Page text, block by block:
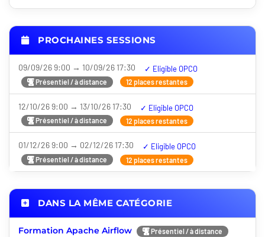
PROCHAINES SESSIONS
09/09/26 9:00 → 10/09/26 17:30
Présentiel / à distance
12 places restantes
12/10/26 9:00 → 13/10/26 17:30
Présentiel / à distance
12 places restantes
01/12/26 9:00 → 02/12/26 17:30
Présentiel / à distance
12 places restantes
DANS LA MÊME CATÉGORIE
Formation Apache Airflow Présentiel / à distance